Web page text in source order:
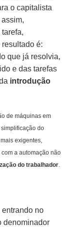
o capitalista
é:
que já resolvia,
e das tarefas
introdução
de máquinas em
do
exigentes,
a automação não
do trabalhador
entrando no
denominador